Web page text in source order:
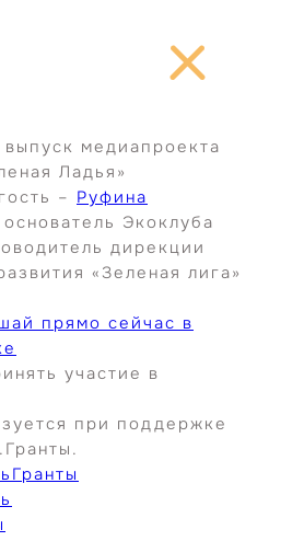
медиапроекта
Ладья»
– Руфина
основатель Экоклуба
дирекции
«Зеленая лига»
прямо сейчас в
участие в
при поддержке